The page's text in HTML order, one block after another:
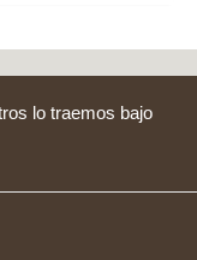
lo traemos bajo